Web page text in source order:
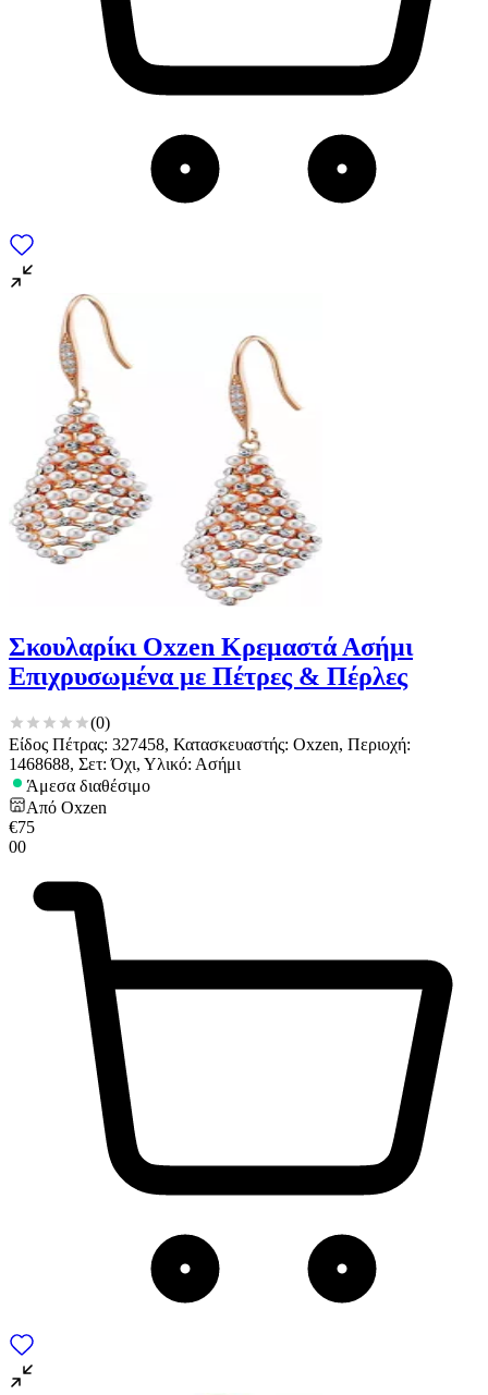
Σκουλαρίκι Oxzen Κρεμαστά Ασήμι
Επιχρυσωμένα με Πέτρες & Πέρλες
(0)
Είδος Πέτρας: 327458, Κατασκευαστής: Oxzen, Περιοχή:
1468688, Σετ: Όχι, Υλικό: Ασήμι
Άμεσα διαθέσιμο
Από Oxzen
€75
00